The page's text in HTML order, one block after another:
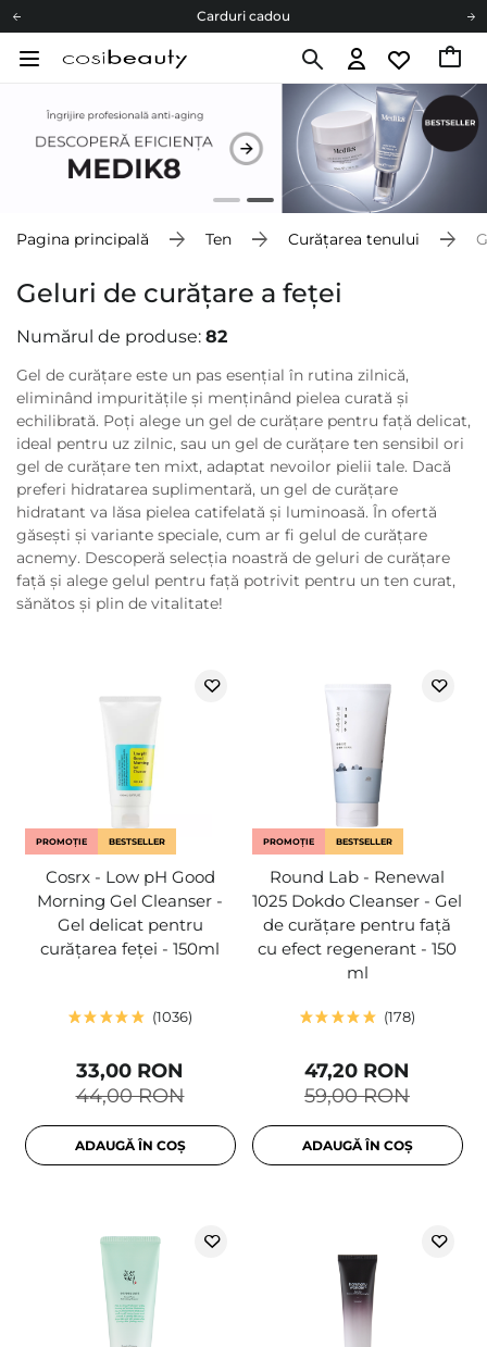
Carduri cadou
Livrare mai ieftină pentru comenzile de la 150 RON!
Carduri cadou
Livrare mai ieftină pentru comenzile de la 150 RON!
Pagina principală Ten Curățarea tenului
Geluri de curățare a feței
Numărul de produse: 82
Gel de curățare este un pas esențial în rutina zilnică,
eliminând impuritățile și menținând pielea curată și
echilibrată. Poți alege un gel de curățare pentru față delicat,
ideal pentru uz zilnic, sau un gel de curățare ten sensibil ori
gel de curățare ten mixt, adaptat nevoilor pielii tale. Dacă
preferi hidratarea suplimentară, un gel de curățare
hidratant va lăsa pielea catifelată și luminoasă. În ofertă
găsești și variante speciale, cum ar fi gelul de curățare
acnemy. Descoperă selecția noastră de geluri de curățare
față și alege gelul pentru față potrivit pentru un ten curat,
sănătos și plin de vitalitate!
PROMOȚIE BESTSELLER
Cosrx - Low pH Good
Morning Gel Cleanser -
Gel delicat pentru
curățarea feței - 150ml
1036
44,00 RON
33,00 RON
ADAUGĂ ÎN COȘ
PROMOȚIE BESTSELLER
Round Lab - Renewal
1025 Dokdo Cleanser - Gel
de curățare pentru față
cu efect regenerant - 150
ml
178
59,00 RON
47,20 RON
ADAUGĂ ÎN COȘ